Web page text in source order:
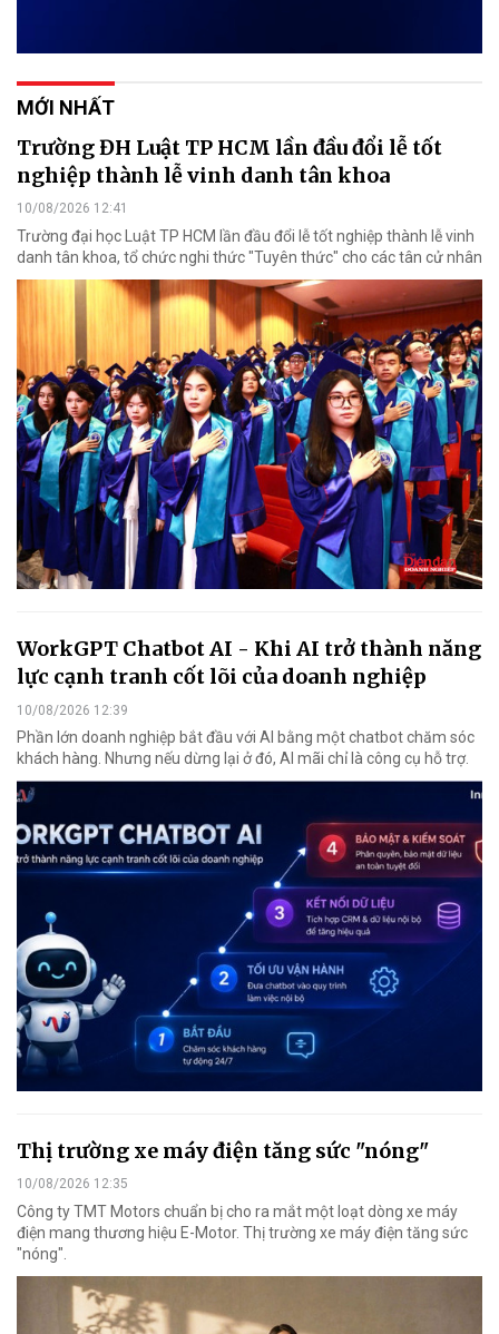
MỚI NHẤT
Trường ĐH Luật TP HCM lần đầu đổi lễ tốt
nghiệp thành lễ vinh danh tân khoa
10/08/2026 12:41
Trường đại học Luật TP HCM lần đầu đổi lễ tốt nghiệp thành lễ vinh
danh tân khoa, tổ chức nghi thức "Tuyên thức" cho các tân cử nhân
WorkGPT Chatbot AI - Khi AI trở thành năng
lực cạnh tranh cốt lõi của doanh nghiệp
10/08/2026 12:39
Phần lớn doanh nghiệp bắt đầu với AI bằng một chatbot chăm sóc
khách hàng. Nhưng nếu dừng lại ở đó, AI mãi chỉ là công cụ hỗ trợ.
Thị trường xe máy điện tăng sức "nóng"
10/08/2026 12:35
Công ty TMT Motors chuẩn bị cho ra mắt một loạt dòng xe máy
điện mang thương hiệu E-Motor. Thị trường xe máy điện tăng sức
"nóng".